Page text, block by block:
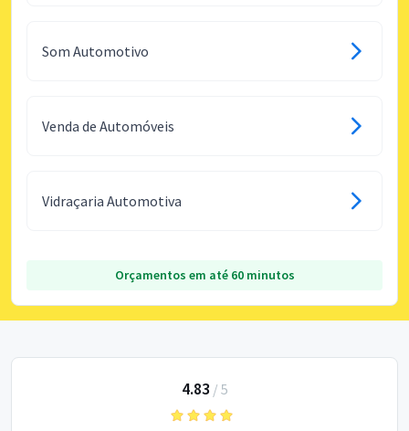
Som Automotivo
Venda de Automóveis
Vidraçaria Automotiva
Orçamentos em até 60 minutos
4.83 / 5